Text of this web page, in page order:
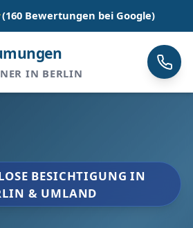
(160 Bewertungen bei Google)
IN BERLIN
BESICHTIGUNG IN
& UMLAND